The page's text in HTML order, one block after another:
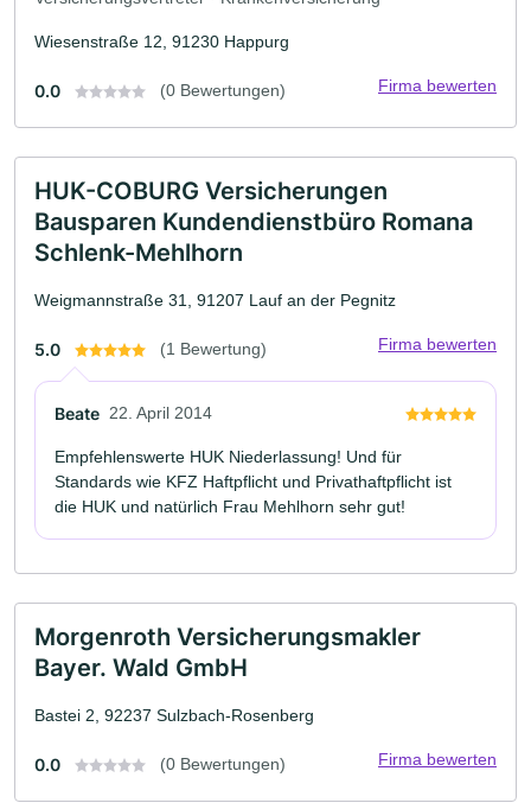
Wiesenstraße 12, 91230 Happurg
0.0 (0 Bewertungen) Firma bewerten
HUK-COBURG Versicherungen
Bausparen Kundendienstbüro Romana
Schlenk-Mehlhorn
Weigmannstraße 31, 91207 Lauf an der Pegnitz
5.0 (1 Bewertung) Firma bewerten
Beate 22. April 2014
Empfehlenswerte HUK Niederlassung! Und für
Standards wie KFZ Haftpflicht und Privathaftpflicht ist
die HUK und natürlich Frau Mehlhorn sehr gut!
Morgenroth Versicherungsmakler
Bayer. Wald GmbH
Bastei 2, 92237 Sulzbach-Rosenberg
0.0 (0 Bewertungen) Firma bewerten